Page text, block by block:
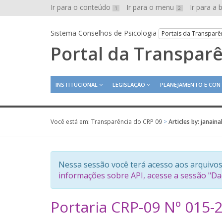
Ir para o conteúdo 1 Ir para o menu 2 Ir para a
Sistema Conselhos de Psicologia Portais da
Portal da
INSTITUCIONAL LEGISLAÇÃO PLANEJAMENTO E
Você está em: Transparência do CRP 09 >Articles by:
Nessa sessão você terá acesso aos
informações sobre API, acesse a sessão
2
4aPortaria CRP-09 Nº 015-